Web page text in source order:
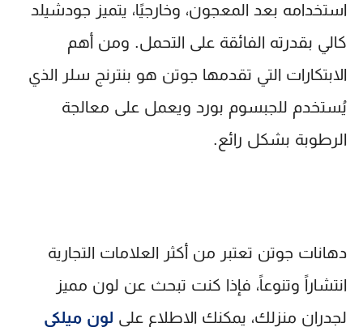
استخدامه بعد المعجون، وخارجيًا، يتميز جودشيلد
كالي بقدرته الفائقة على التحمل. ومن أهم
الابتكارات التي تقدمها جوتن هو بنترنج سلر الذي
يُستخدم للجبسوم بورد ويعمل على معالجة
الرطوبة بشكل رائع.
دهانات جوتن تعتبر من أكثر العلامات التجارية
انتشاراً وتنوعاً، فإذا كنت تبحث عن لون مميز
لجدران منزلك، يمكنك الاطلاع على لون ميلكي